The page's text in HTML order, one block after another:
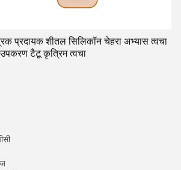
प्रदायक शीतल सिलिकॉन चेहरा अभ्यास त्वचा
टैटू कृत्रिम त्वचा